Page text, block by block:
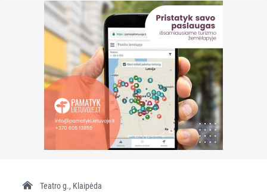
Teatro g., Klaipėda